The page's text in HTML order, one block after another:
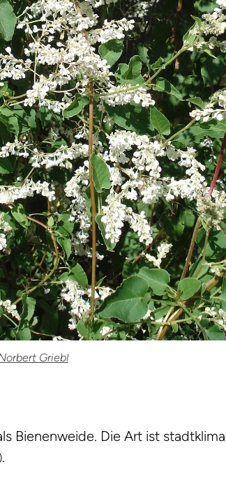
Griebl
Bienenweide. Die Art ist
.